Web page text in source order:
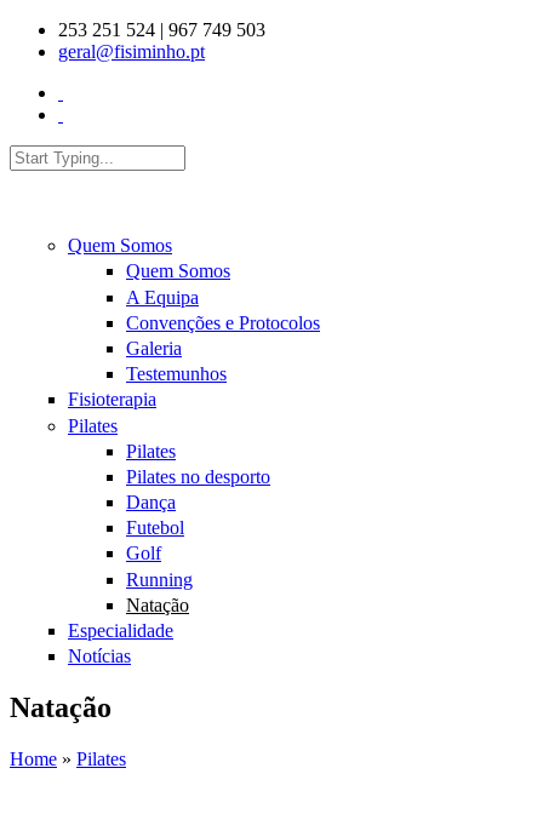
Skip to main content
253 251 524 | 967 749 503
geral@fisiminho.pt
Search
Quem Somos
Quem Somos
A Equipa
Convenções e Protocolos
Galeria
Testemunhos
Fisioterapia
Pilates
Pilates
Pilates no desporto
Dança
Futebol
Golf
Running
Natação
Especialidade
Notícias
Natação
Home » Pilates